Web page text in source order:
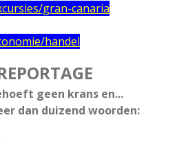
gran-canaria
handel
geen krans en...
dan duizend woorden: